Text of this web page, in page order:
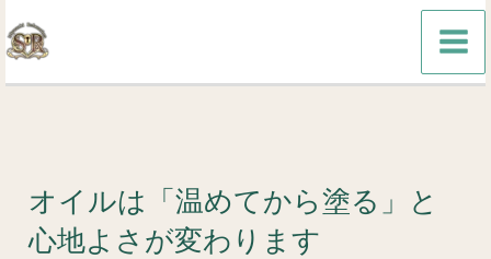
容
を
オイルは「温めてから塗る」と
心地よさが変わります